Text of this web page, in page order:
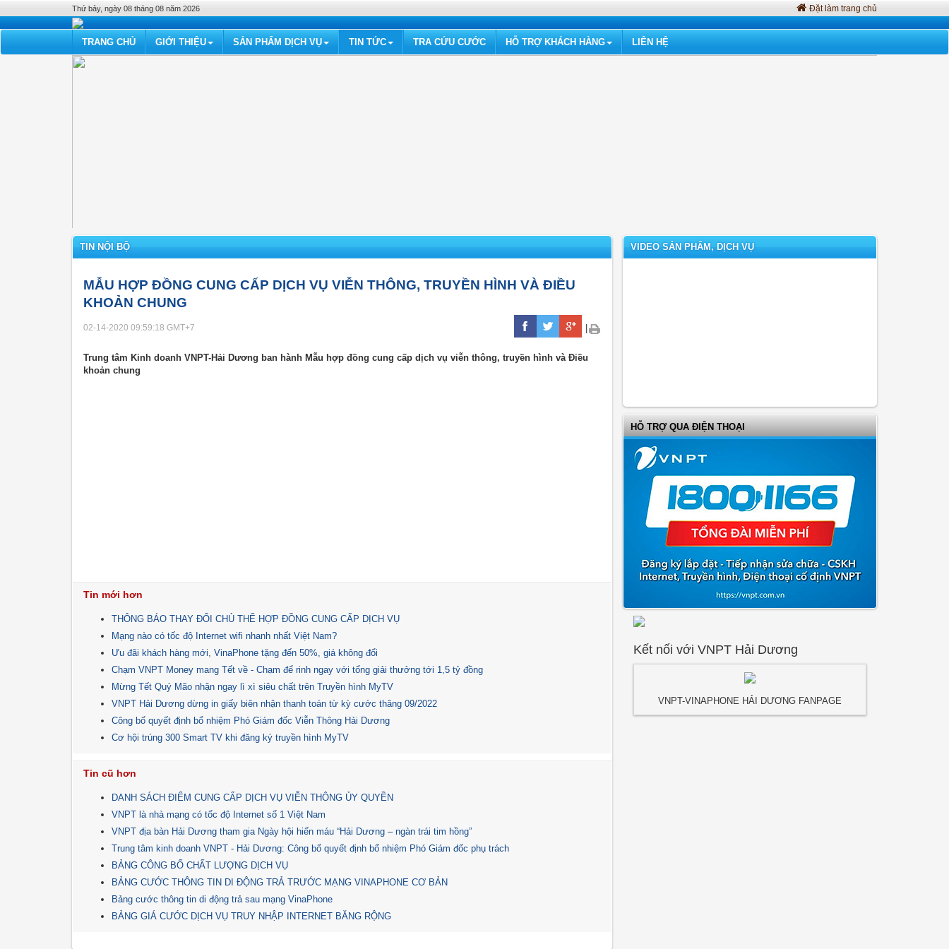
Thứ bảy, ngày 08 tháng 08 năm 2026 Đặt làm trang chủ
TRANG CHỦ GIỚI THIỆU SẢN PHẨM DỊCH VỤ TIN TỨC TRA CỨU CƯỚC HỖ TRỢ KHÁCH HÀNG LIÊN HỆ
TIN NỘI BỘ
MẪU HỢP ĐỒNG CUNG CẤP DỊCH VỤ VIỄN THÔNG, TRUYỀN HÌNH VÀ ĐIỀU
KHOẢN CHUNG
02-14-2020 09:59:18 GMT+7
Trung tâm Kinh doanh VNPT-Hải Dương ban hành Mẫu hợp đồng cung cấp dịch vụ viễn thông, truyền hình và Điều
khoản chung
Tin mới hơn
THÔNG BÁO THAY ĐỔI CHỦ THỂ HỢP ĐỒNG CUNG CẤP DỊCH VỤ
Mạng nào có tốc độ Internet wifi nhanh nhất Việt Nam?
Ưu đãi khách hàng mới, VinaPhone tặng đến 50%, giá không đổi
Chạm VNPT Money mang Tết về - Chạm để rinh ngay với tổng giải thưởng tới 1,5 tỷ đồng
Mừng Tết Quý Mão nhận ngay lì xì siêu chất trên Truyền hình MyTV
VNPT Hải Dương dừng in giấy biên nhận thanh toán từ kỳ cước thâng 09/2022
Công bố quyết định bổ nhiệm Phó Giám đốc Viễn Thông Hải Dương
Cơ hội trúng 300 Smart TV khi đăng ký truyền hình MyTV
Tin cũ hơn
DANH SÁCH ĐIỂM CUNG CẤP DỊCH VỤ VIỄN THÔNG ỦY QUYỀN
VNPT là nhà mạng có tốc độ Internet số 1 Việt Nam
VNPT địa bàn Hải Dương tham gia Ngày hội hiến máu “Hải Dương – ngàn trái tim hồng”
Trung tâm kinh doanh VNPT - Hải Dương: Công bố quyết định bổ nhiệm Phó Giám đốc phụ trách
BẢNG CÔNG BỐ CHẤT LƯỢNG DỊCH VỤ
BẢNG CƯỚC THÔNG TIN DI ĐỘNG TRẢ TRƯỚC MẠNG VINAPHONE CƠ BẢN
Bảng cước thông tin di động trả sau mạng VinaPhone
BẢNG GIÁ CƯỚC DỊCH VỤ TRUY NHẬP INTERNET BĂNG RỘNG
VIDEO SẢN PHẨM, DỊCH VỤ
HỖ TRỢ QUA ĐIỆN THOẠI
Kết nối với VNPT Hải Dương
VNPT-VINAPHONE HẢI DƯƠNG FANPAGE